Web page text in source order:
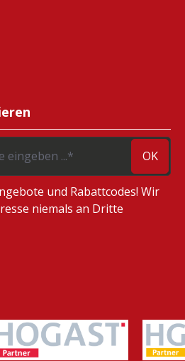
OK
und Rabattcodes! Wir
niemals an Dritte